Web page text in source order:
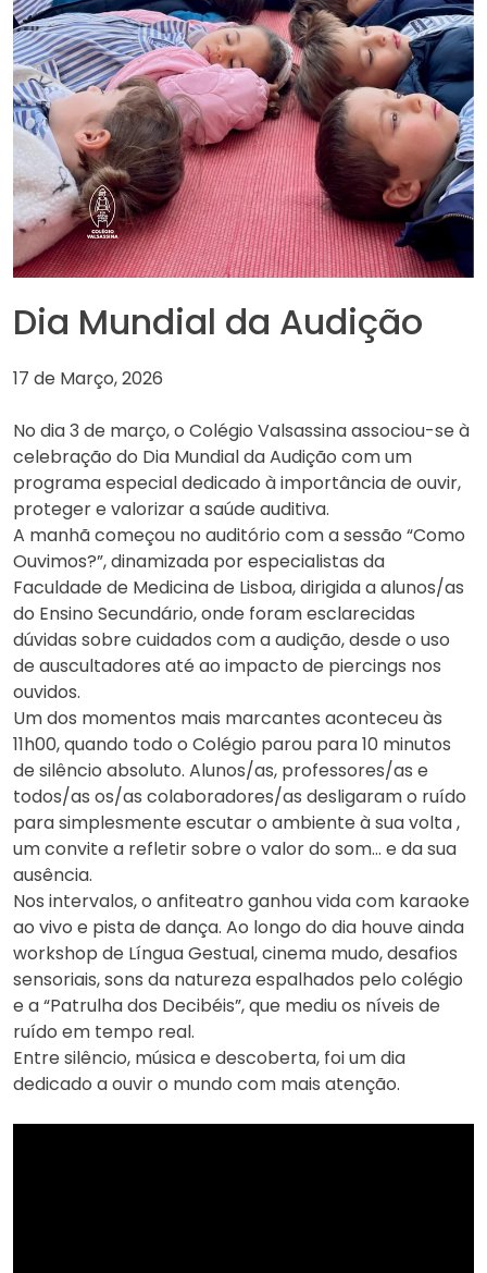
Dia Mundial da Audição
17 de Março, 2026
No dia 3 de março, o Colégio Valsassina associou-se à
celebração do Dia Mundial da Audição com um
programa especial dedicado à importância de ouvir,
proteger e valorizar a saúde auditiva.
A manhã começou no auditório com a sessão “Como
Ouvimos?”, dinamizada por especialistas da
Faculdade de Medicina de Lisboa, dirigida a alunos/as
do Ensino Secundário, onde foram esclarecidas
dúvidas sobre cuidados com a audição, desde o uso
de auscultadores até ao impacto de piercings nos
ouvidos.
Um dos momentos mais marcantes aconteceu às
11h00, quando todo o Colégio parou para 10 minutos
de silêncio absoluto. Alunos/as, professores/as e
todos/as os/as colaboradores/as desligaram o ruído
para simplesmente escutar o ambiente à sua volta ,
um convite a refletir sobre o valor do som… e da sua
ausência.
Nos intervalos, o anfiteatro ganhou vida com karaoke
ao vivo e pista de dança. Ao longo do dia houve ainda
workshop de Língua Gestual, cinema mudo, desafios
sensoriais, sons da natureza espalhados pelo colégio
e a “Patrulha dos Decibéis”, que mediu os níveis de
ruído em tempo real.
Entre silêncio, música e descoberta, foi um dia
dedicado a ouvir o mundo com mais atenção.